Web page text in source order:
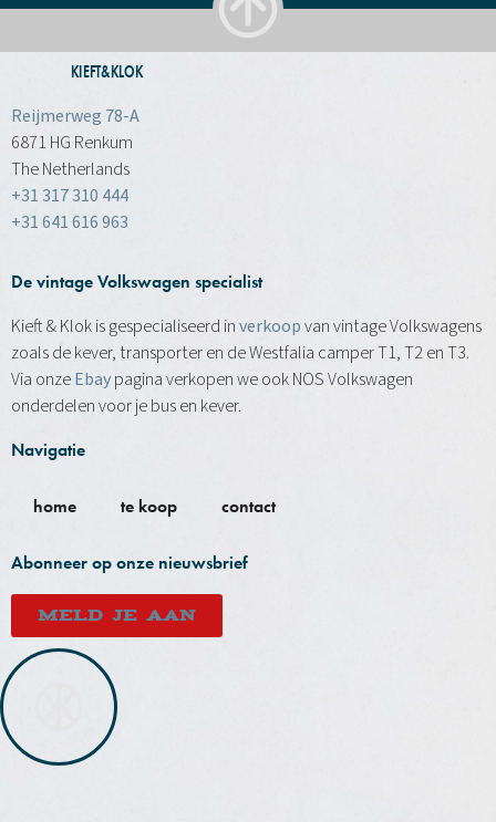
KIEFT&KLOK
Reijmerweg 78-A
6871 HG Renkum
The Netherlands
+31 317 310 444
+31 641 616 963
De vintage Volkswagen specialist
Kieft & Klok is gespecialiseerd inverkoopvan vintage Volkswagens
zoals de kever, transporter en de Westfalia camper T1, T2 en T3.
Via onzeEbaypagina verkopen we ook NOS Volkswagen
onderdelen voor je bus en kever.
Navigatie
home te koop contact
Abonneer op onze nieuwsbrief
MELD JE AAN